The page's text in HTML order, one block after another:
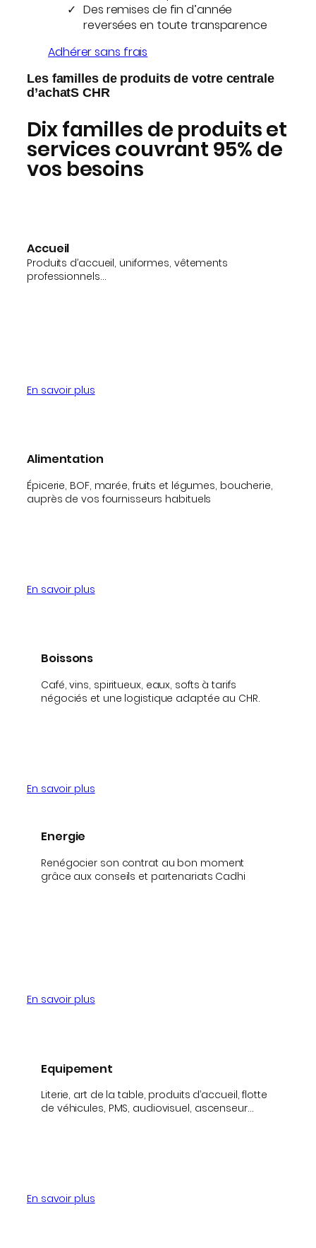
Des remises de fin d’année
reversées en toute transparence
Adhérer sans frais
Les familles de produits de votre centrale
d’achatS CHR
Dix familles de produits et
services couvrant 95% de
vos besoins
Accueil
Produits d’accueil, uniformes, vêtements
professionnels…
En savoir plus
Alimentation
Épicerie, BOF, marée, fruits et légumes, boucherie,
auprès de vos fournisseurs habituels
En savoir plus
Boissons
Café, vins, spiritueux, eaux, softs à tarifs
négociés et une logistique adaptée au CHR.
En savoir plus
Energie
Renégocier son contrat au bon moment
grâce aux conseils et partenariats Cadhi
En savoir plus
Equipement
Literie, art de la table, produits d’accueil, flotte
de véhicules, PMS, audiovisuel, ascenseur…
En savoir plus